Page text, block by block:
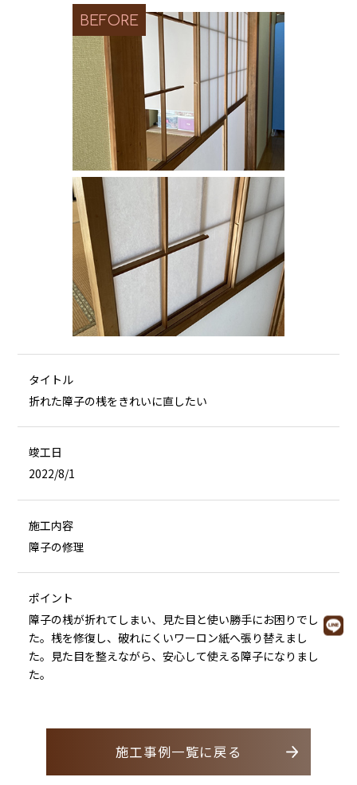
BEFORE
タイトル
折れた障子の桟をきれいに直したい
竣工日
2022/8/1
施工内容
障子の修理
ポイント
障子の桟が折れてしまい、見た目と使い勝手にお困りでし
た。桟を修復し、破れにくいワーロン紙へ張り替えまし
た。見た目を整えながら、安心して使える障子になりまし
た。
施工事例一覧に戻る